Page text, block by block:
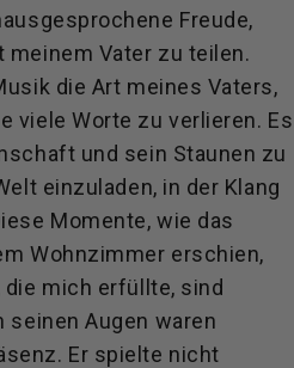
Freude,
meinem Vater zu teilen.
die Art meines Vaters,
viele Worte zu verlieren. Es
und sein Staunen zu
einzuladen, in der Klang
Momente, wie das
Wohnzimmer erschien,
mich erfüllte, sind
seinen Augen waren
Er spielte nicht